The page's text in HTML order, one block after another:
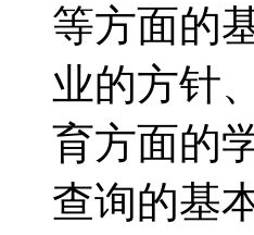
等方面的
业的方针
育方面的
查询的基